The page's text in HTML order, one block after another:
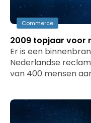
Commerce
2009 topjaar voor
Er is een
Nederlandse
van 400 mensen